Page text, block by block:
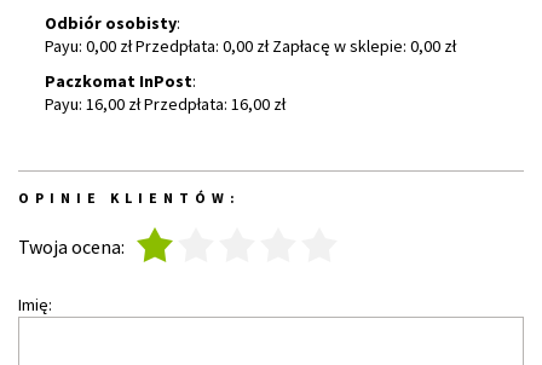
Odbiór osobisty:
Payu: 0,00 zł Przedpłata: 0,00 zł Zapłacę w sklepie: 0,00 zł
Paczkomat InPost:
Payu: 16,00 zł Przedpłata: 16,00 zł
OPINIE KLIENTÓW:
Twoja ocena:
Imię: